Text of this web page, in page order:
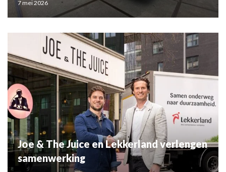
7 mei 2026
Joe & The Juice en Lekkerland verlengen
samenwerking